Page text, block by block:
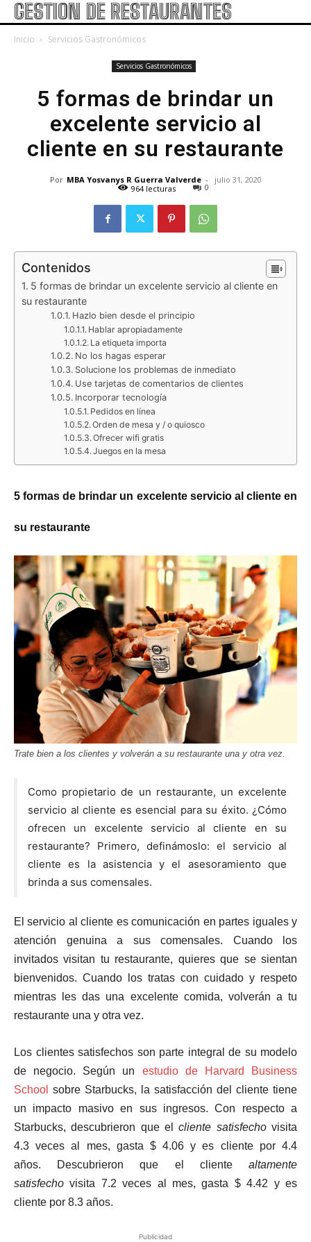
GESTION DE RESTAURANTES
Inicio Servicios Gastronómicos
Servicios Gastronómicos
5 formas de brindar un
excelente servicio al
cliente en su restaurante
Por MBA Yosvanys R Guerra Valverde -
julio 31, 2020
964 lecturas
0
Contenidos
5 formas de brindar un excelente servicio al cliente en
su restaurante
Hazlo bien desde el principio
Hablar apropiadamente
La etiqueta importa
No los hagas esperar
Solucione los problemas de inmediato
Use tarjetas de comentarios de clientes
Incorporar tecnología
Pedidos en línea
Orden de mesa y / o quiosco
Ofrecer wifi gratis
Juegos en la mesa
5 formas de brindar un excelente servicio al cliente en
su restaurante
Trate bien a los clientes y volverán a su restaurante una y otra vez.
Como propietario de un restaurante, un excelente
servicio al cliente es esencial para su éxito. ¿Cómo
ofrecen un excelente servicio al cliente en su
restaurante? Primero, definámoslo: el servicio al
cliente es la asistencia y el asesoramiento que
brinda a sus comensales.
El servicio al cliente es comunicación en partes iguales y
atención genuina a sus comensales. Cuando los
invitados visitan tu restaurante, quieres que se sientan
bienvenidos. Cuando los tratas con cuidado y respeto
mientras les das una excelente comida, volverán a tu
restaurante una y otra vez.
Los clientes satisfechos son parte integral de su modelo
de negocio. Según un estudio de Harvard Business
School sobre Starbucks, la satisfacción del cliente tiene
un impacto masivo en sus ingresos. Con respecto a
Starbucks, descubrieron que elcliente satisfechovisita
4.3 veces al mes, gasta $ 4.06 y es cliente por 4.4
años. Descubrieron que el cliente altamente
satisfecho visita 7.2 veces al mes, gasta $ 4.42 y es
cliente por 8.3 años.
Publicidad